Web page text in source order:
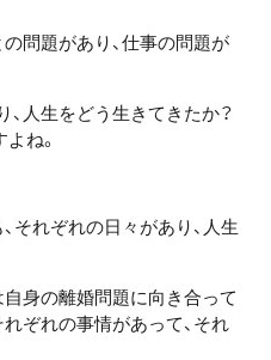
問題があり、仕事の問題が
人生をどう生きてきたか？
ね。
それぞれの日々があり、人生
身の離婚問題に向き合って
ぞれの事情があって、それ